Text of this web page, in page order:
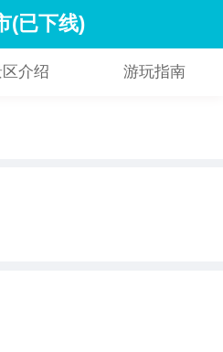
(已下线)
介绍 游玩指南